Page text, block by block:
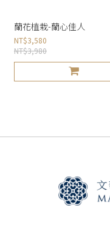
蘭花植栽-蘭心佳人
NT$3,580
NT$3,980